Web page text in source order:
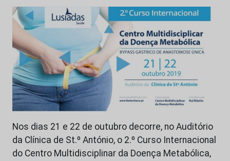
Nos dias 21 e 22 de outubro decorre, no Auditório
da Clínica de St.º António, o 2.º Curso Internacional
do Centro Multidisciplinar da Doença Metabólica,